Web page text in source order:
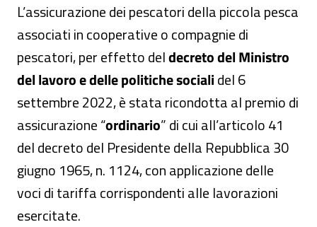
L’assicurazione dei pescatori della piccola pesca
associati in cooperative o compagnie di
pescatori, per effetto deldecreto del Ministro
del lavoro e delle politiche socialidel 6
settembre 2022, è stata ricondotta al premio di
assicurazione “ordinario” di cui all’articolo 41
del decreto del Presidente della Repubblica 30
giugno 1965, n. 1124, con applicazione delle
voci di tariffa corrispondenti alle lavorazioni
esercitate.